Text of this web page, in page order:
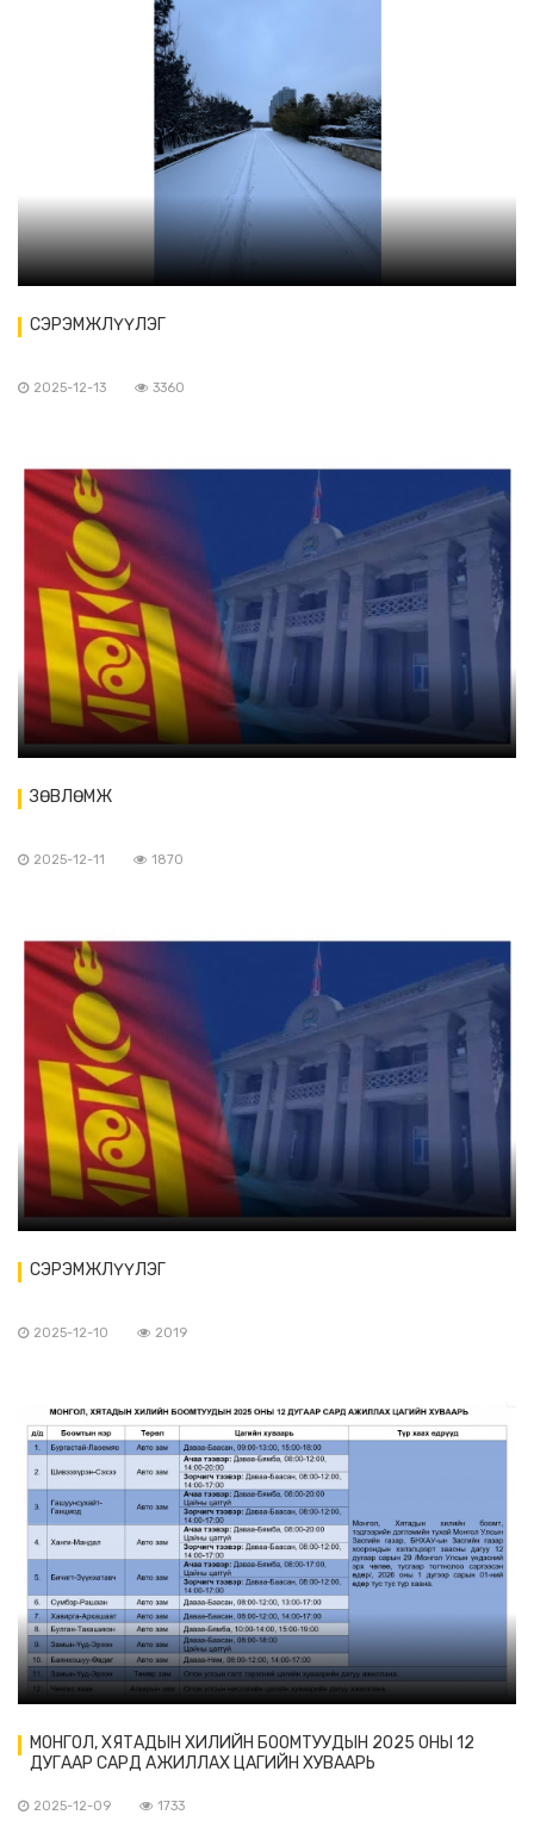
СЭРЭМЖЛҮҮЛЭГ
2025-12-13 3360
ЗӨВЛӨМЖ
2025-12-11 1870
СЭРЭМЖЛҮҮЛЭГ
2025-12-10 2019
МОНГОЛ, ХЯТАДЫН ХИЛИЙН БООМТУУДЫН 2025 ОНЫ 12
ДУГААР САРД АЖИЛЛАХ ЦАГИЙН ХУВААРЬ
2025-12-09 1733